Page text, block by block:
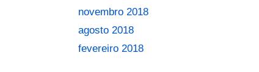
novembro 2018
agosto 2018
fevereiro 2018